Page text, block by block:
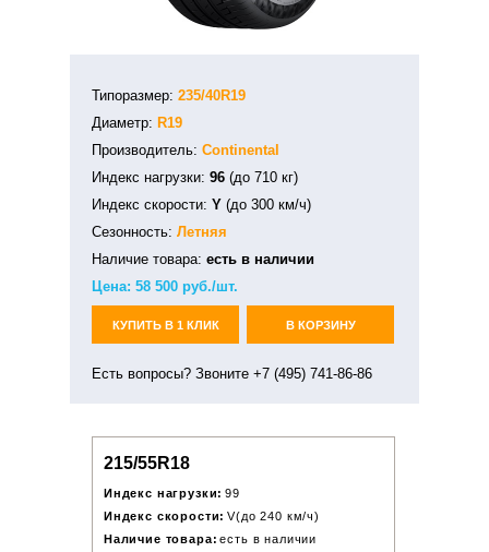
Типоразмер: 235/40R19
Диаметр: R19
Производитель: Continental
Индекс нагрузки: 96 (до 710 кг)
Индекс скорости: Y (до 300 км/ч)
Сезонность: Летняя
Наличие товара: есть в наличии
Цена: 58 500 руб./шт.
КУПИТЬ В 1 КЛИК В КОРЗИНУ
Есть вопросы? Звоните +7 (495) 741-86-86
215/55R18
Индекс нагрузки: 99
Индекс скорости: V(до 240 км/ч)
Наличие товара: есть в наличии